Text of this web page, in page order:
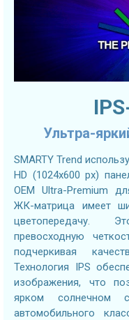
Ультра-
SMARTY Trend
HD (1024х600 px)
OEM Ultra-Premium
ЖК-матрица имеет
цветопередачу.
превосходную
подчеркивая
Технология IPS
изображения, что
ярком солнечном
автомобильного